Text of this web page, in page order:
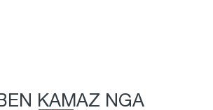
KAMAZ NGA